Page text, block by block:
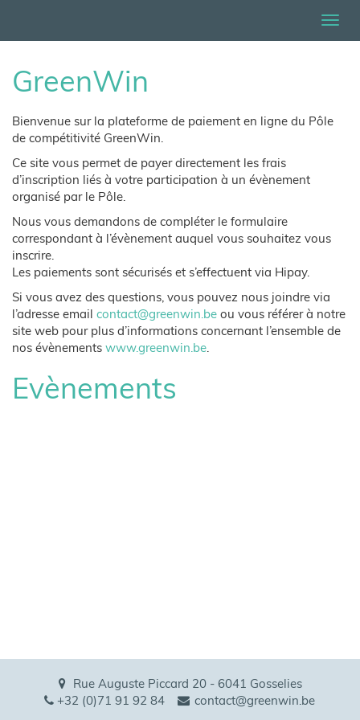
GreenWin
Bienvenue sur la plateforme de paiement en ligne du Pôle
de compétitivité GreenWin.
Ce site vous permet de payer directement les frais
d’inscription liés à votre participation à un évènement
organisé par le Pôle.
Nous vous demandons de compléter le formulaire
correspondant à l’évènement auquel vous souhaitez vous
inscrire.
Les paiements sont sécurisés et s’effectuent via Hipay.
Si vous avez des questions, vous pouvez nous joindre via
l’adresse email contact@greenwin.be ou vous référer à notre
site web pour plus d’informations concernant l’ensemble de
nos évènements www.greenwin.be.
Evènements
Rue Auguste Piccard 20 - 6041 Gosselies
+32 (0)71 91 92 84
contact@greenwin.be